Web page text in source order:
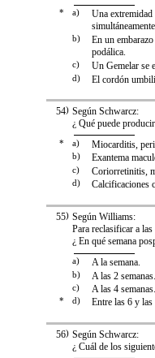
* a)
Una extremidad
b)
En un
podálica.
c) Un Gemelar se
d) El cordón
)
54 Según Schwarcz:
¿ Qué puede
* a) Miocarditis,
b) Exantema
c) Coriorretinitis,
d) Calcificaciones
)
55 Según Williams:
Para reclasificar a
¿ En qué semana
a) A la semana.
b) A las 2 semanas.
c) A las 4 semanas.
* d) Entre las 6 y las
)
56 Según Schwarcz:
¿ Cuál de los